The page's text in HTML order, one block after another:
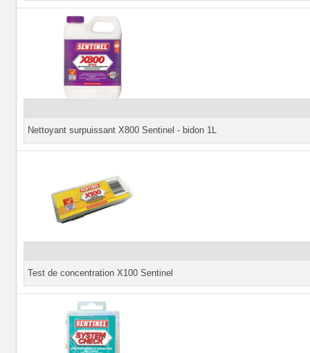
Nettoyant surpuissant X800 Sentinel - bidon 1L
Test de concentration X100 Sentinel